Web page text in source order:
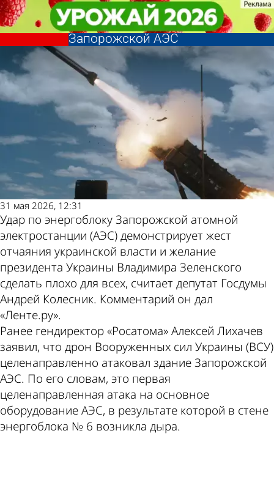
В России объяснили цель удара
ВСУ по энергоблоку
Запорожской АЭС
В стране и
мире
31 мая 2026, 12:31
Удар по энергоблоку Запорожской атомной
электростанции (АЭС) демонстрирует жест
отчаяния украинской власти и желание
президента Украины Владимира Зеленского
сделать плохо для всех, считает депутат Госдумы
Андрей Колесник. Комментарий он дал
«Ленте.ру».
Ранее гендиректор «Росатома» Алексей Лихачев
заявил, что дрон Вооруженных сил Украины (ВСУ)
целенаправленно атаковал здание Запорожской
АЭС. По его словам, это первая
целенаправленная атака на основное
оборудование АЭС, в результате которой в стене
энергоблока № 6 возникла дыра.
В России объяснили цель удара
ВСУ по энергоблоку
Запорожской АЭС
В стране и
мире
Другие новости
по теме
Погода и курсы
валют в Пензе